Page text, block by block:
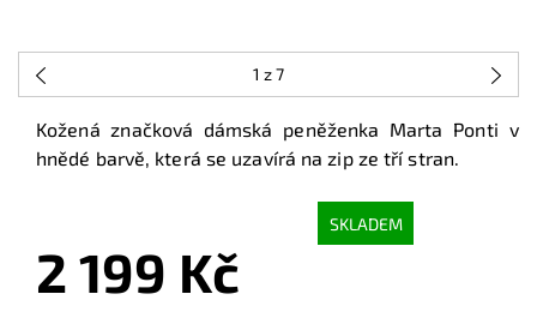
1 z 7
Kožená značková dámská peněženka Marta Ponti v
hnědé barvě, která se uzavírá na zip ze tří stran.
SKLADEM
2 199 Kč